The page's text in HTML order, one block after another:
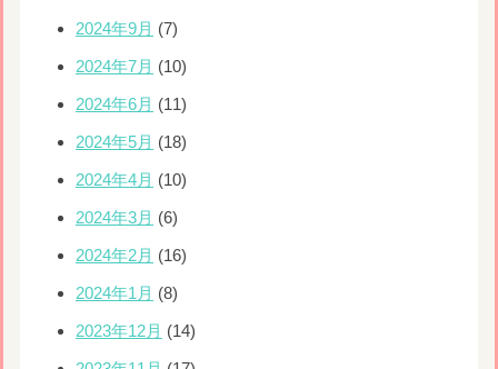
2024年9月 (7)
2024年7月 (10)
2024年6月 (11)
2024年5月 (18)
2024年4月 (10)
2024年3月 (6)
2024年2月 (16)
2024年1月 (8)
2023年12月 (14)